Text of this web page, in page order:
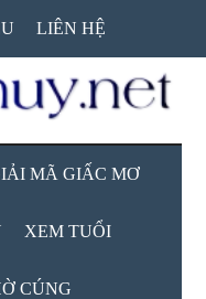
LIÊN HỆ
MÃ GIẤC MƠ
XEM TUỔI
CÚNG